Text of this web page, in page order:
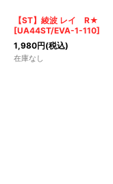
【ST】綾波 レイ R★
[UA44ST/EVA-1-110]
1,980円(税込)
在庫なし